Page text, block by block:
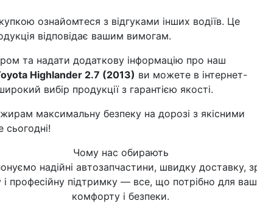
ознайомтеся з відгуками інших водіїв. Це
відповідає вашим вимогам.
та надати додаткову інформацію про наш
Highlander 2.7 (2013) ви можете в інтернет-
вибір продукції з гарантією якості.
максимальну безпеку на дорозі з якісними
сьогодні!
Чому нас обирають
надійні автозапчастини, швидку доставку,
і професійну підтримку — все, що потрібно для
комфорту і безпеки.